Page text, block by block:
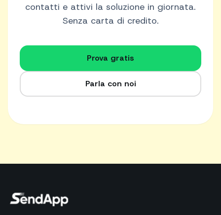
contatti e attivi la soluzione in giornata.
Senza carta di credito.
Prova gratis
Parla con noi